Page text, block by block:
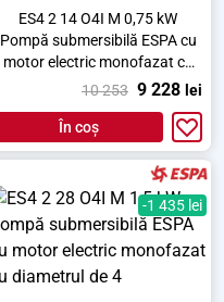
ES4 2 14 O4I M 0,75 kW
Pompă submersibilă ESPA cu
motor electric monofazat cu
diametrul de 4
10 253 9 228 lei
În coș
-1 435 lei